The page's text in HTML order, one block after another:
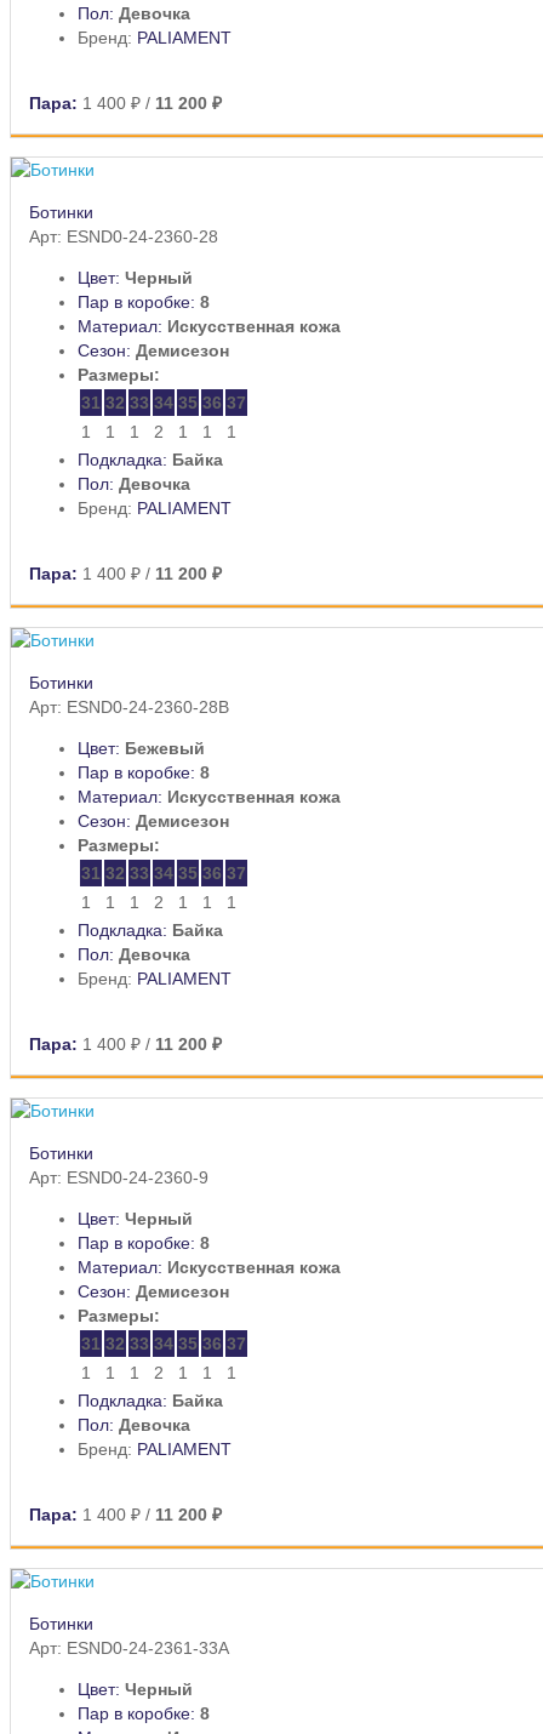
Пол: Девочка
Бренд: PALIAMENT
Пара: 1 400 ₽ / 11 200 ₽
Ботинки
Арт: ESND0-24-2360-28
Цвет: Черный
Пар в коробке: 8
Материал: Искусственная кожа
Сезон: Демисезон
Размеры:
31 32 33 34 35 36 37
1
1 1 2 1 1
1
Подкладка: Байка
Пол: Девочка
Бренд: PALIAMENT
Пара: 1 400 ₽ / 11 200 ₽
Ботинки
Арт: ESND0-24-2360-28B
Цвет: Бежевый
Пар в коробке: 8
Материал: Искусственная кожа
Сезон: Демисезон
Размеры:
31 32 33 34 35 36 37
1
1 1 2 1 1
1
Подкладка: Байка
Пол: Девочка
Бренд: PALIAMENT
Пара: 1 400 ₽ / 11 200 ₽
Ботинки
Арт: ESND0-24-2360-9
Цвет: Черный
Пар в коробке: 8
Материал: Искусственная кожа
Сезон: Демисезон
Размеры:
31 32 33 34 35 36 37
1
1 1 2 1 1
1
Подкладка: Байка
Пол: Девочка
Бренд: PALIAMENT
Пара: 1 400 ₽ / 11 200 ₽
Ботинки
Арт: ESND0-24-2361-33A
Цвет: Черный
Пар в коробке: 8